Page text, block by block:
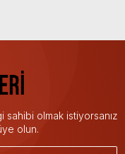
sahibi olmak istiyorsanız
olun.